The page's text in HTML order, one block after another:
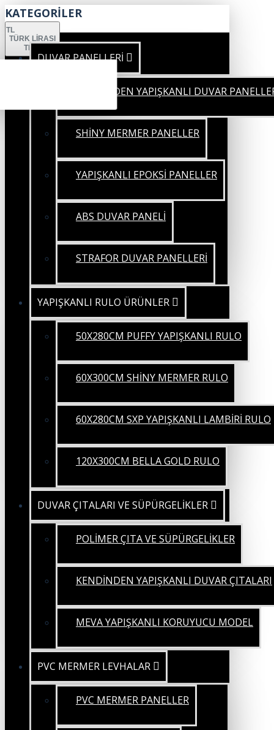
KATEGORİLER
TL
TÜRK LIRASI
TRY
DUVAR PANELLERİ
KENDİNDEN YAPIŞKANLI DUVAR
SHİNY MERMER PANELLER
YAPIŞKANLI EPOKSİ PANELLER
ABS DUVAR PANELİ
STRAFOR DUVAR PANELLERİ
YAPIŞKANLI RULO ÜRÜNLER
50X280CM PUFFY YAPIŞKANLI RULO
60X300CM SHİNY MERMER RULO
60X280CM SXP YAPIŞKANLI LAMBİRİ RULO
120X300CM BELLA GOLD RULO
DUVAR ÇITALARI VE SÜPÜRGELİKLER
POLİMER ÇITA VE SÜPÜRGELİKLER
KENDİNDEN YAPIŞKANLI DUVAR ÇITALARI
MEVA YAPIŞKANLI KORUYUCU MODEL
PVC MERMER LEVHALAR
PVC MERMER PANELLER